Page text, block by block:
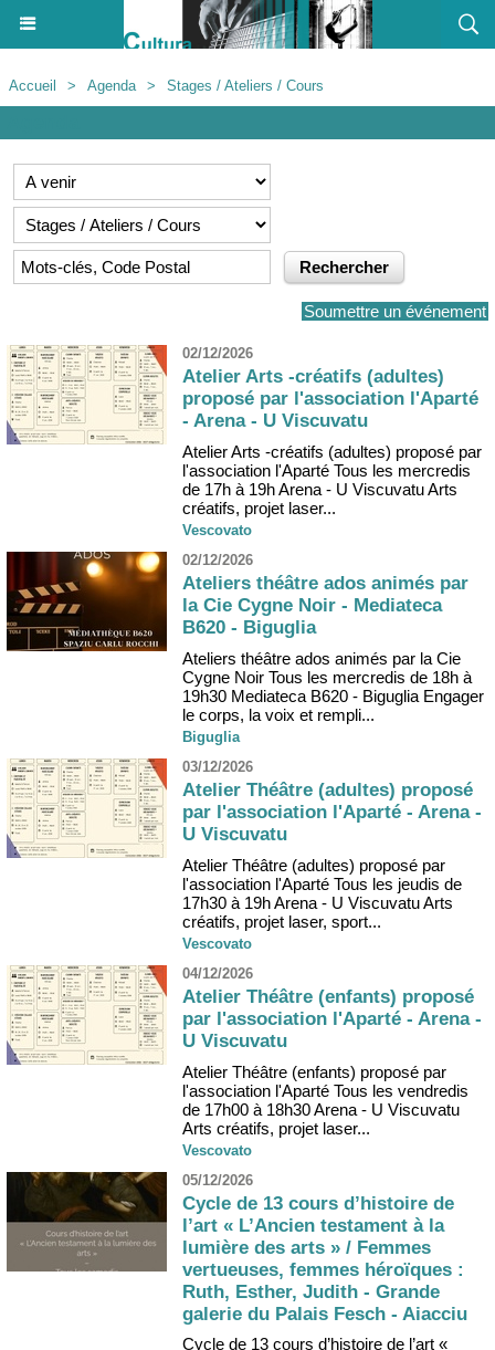
Accueil > Agenda > Stages / Ateliers / Cours
Soumettre un événement
02/12/2026
Atelier Arts -créatifs (adultes)
proposé par l'association l'Aparté
- Arena - U Viscuvatu
Atelier Arts -créatifs (adultes) proposé par
l'association l'Aparté Tous les mercredis
de 17h à 19h Arena - U Viscuvatu Arts
créatifs, projet laser...
Vescovato
02/12/2026
Ateliers théâtre ados animés par
la Cie Cygne Noir - Mediateca
B620 - Biguglia
Ateliers théâtre ados animés par la Cie
Cygne Noir Tous les mercredis de 18h à
19h30 Mediateca B620 - Biguglia Engager
le corps, la voix et rempli...
Biguglia
03/12/2026
Atelier Théâtre (adultes) proposé
par l'association l'Aparté - Arena -
U Viscuvatu
Atelier Théâtre (adultes) proposé par
l'association l'Aparté Tous les jeudis de
17h30 à 19h Arena - U Viscuvatu Arts
créatifs, projet laser, sport...
Vescovato
04/12/2026
Atelier Théâtre (enfants) proposé
par l'association l'Aparté - Arena -
U Viscuvatu
Atelier Théâtre (enfants) proposé par
l'association l'Aparté Tous les vendredis
de 17h00 à 18h30 Arena - U Viscuvatu
Arts créatifs, projet laser...
Vescovato
05/12/2026
Cycle de 13 cours d’histoire de
l’art « L’Ancien testament à la
lumière des arts » / Femmes
vertueuses, femmes héroïques :
Ruth, Esther, Judith - Grande
galerie du Palais Fesch - Aiacciu
Cycle de 13 cours d’histoire de l’art «